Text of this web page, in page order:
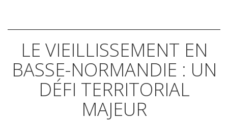
LE VIEILLISSEMENT EN
BASSE-NORMANDIE : UN
DÉFI TERRITORIAL
MAJEUR